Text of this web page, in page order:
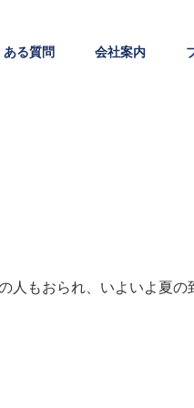
ある質問 会社案内
もおられ、いよいよ夏の